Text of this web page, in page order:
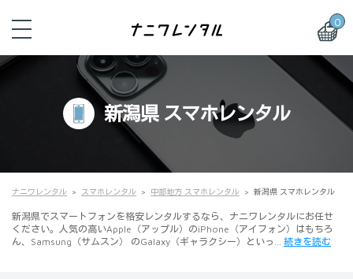
0
新潟県 スマホレンタル
ナニワレンタル スマホレンタル 中部地方 スマホレンタル 新潟県 スマホレンタル
新潟県でスマートフォンを格安レンタルするなら、ナニワレンタルにお任せ
ください。人気の高いApple（アップル）のiPhone（アイフォン）はもちろ
ん、Samsung（サムスン） のGalaxy（ギャラクシー）といっ… 続きを読む